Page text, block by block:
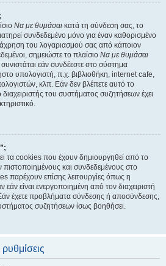
Να με θυμάσαι κατά τη σύνδεση σας, το
συνδεδεμένο μόνο για έναν καθορισμένο
του λογαριασμού σας από κάποιον
σημειώστε το πλαίσιο Να με θυμάσαι
εάν συνδέεστε στο σύστημα
υπολογιστή, π.χ. βιβλιοθήκη, internet cafe,
κλπ. Εάν δεν βλέπετε αυτό το
διαχειριστής του συστήματος συζητήσεων έχει
τα cookies που έχουν δημιουργηθεί από το
και συνδεδεμένους στο
παρέχουν επίσης λειτουργίες όπως η
είναι ενεργοποιημένη από τον διαχειριστή
έχετε προβλήματα σύνδεσης ή αποσύνδεσης,
συζητήσεων ίσως βοηθήσει.